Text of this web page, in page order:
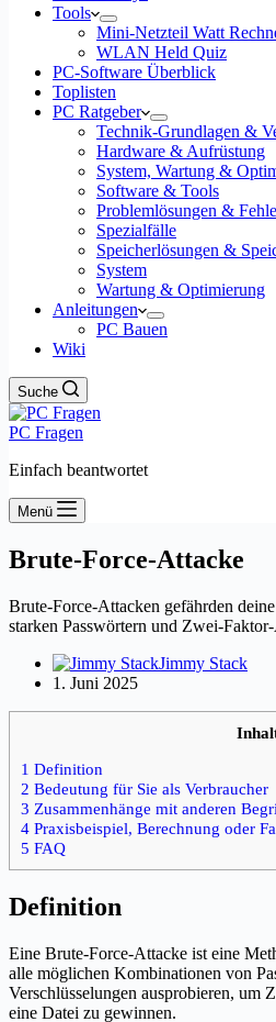
Tools
Mini-Netzteil Watt
WLAN Held Quiz
PC-Software Überblick
Toplisten
PC Ratgeber
Technik-Grundlagen &
Hardware & Aufrüstung
System, Wartung &
Software & Tools
Problemlösungen &
Spezialfälle
Speicherlösungen &
System
Wartung & Optimierung
Anleitungen
PC Bauen
Wiki
Suche
PC Fragen
Einfach beantwortet
Menü
Brute-Force-Attacke
Brute-Force-Attacken gefährden
starken Passwörtern und Zwei-
Jimmy Stack
1. Juni 2025
1 Definition
2 Bedeutung für Sie als Verbraucher
3 Zusammenhänge mit anderen
4 Praxisbeispiel, Berechnung oder
5 FAQ
Definition
Eine Brute-Force-Attacke ist eine
alle möglichen Kombinationen von
Verschlüsselungen ausprobieren, um
eine Datei zu gewinnen.